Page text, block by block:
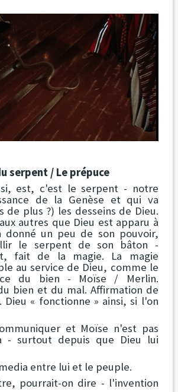
serpent / Le prépuce
est, c'est le serpent - notre
de la Genèse et qui va
de plus ?) les desseins de Dieu.
autres que Dieu est apparu à
donné un peu de son pouvoir,
le serpent de son bâton -
fait de la magie. La magie
au service de Dieu, comme le
du bien - Moïse / Merlin.
bien et du mal. Affirmation de
Dieu « fonctionne » ainsi, si l'on
et Moïse n'est pas
- surtout depuis que Dieu lui
entre lui et le peuple.
pourrait-on dire - l'invention